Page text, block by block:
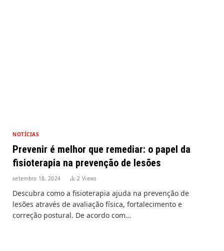
NOTÍCIAS
Prevenir é melhor que remediar: o papel da
fisioterapia na prevenção de lesões
setembro 18, 2024 2Views
Descubra como a fisioterapia ajuda na prevenção de
lesões através de avaliação física, fortalecimento e
correção postural. De acordo com…